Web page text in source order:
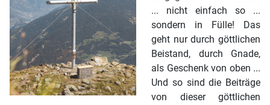
... nicht einfach so ...
sondern in Fülle! Das
geht nur durch göttlichen
Beistand, durch Gnade,
als Geschenk von oben ...
Und so sind die Beiträge
von dieser göttlichen